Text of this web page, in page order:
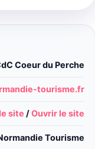
Coeur du Perche
tourisme.fr
site /Ouvrir le site
Tourisme